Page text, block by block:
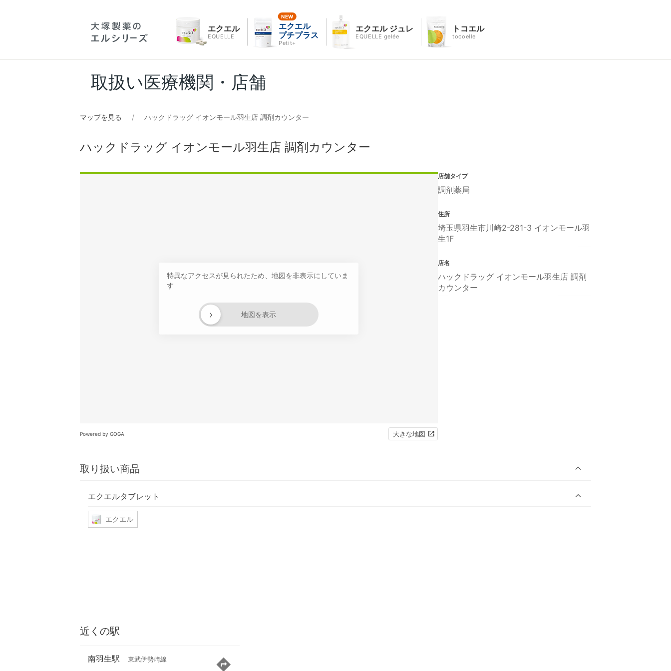
エクエル
EQUELLE
エクエル
プチプラス
Petit+
エクエル ジュレ
EQUELLE gelée
トコエル
tocoelle
取扱い医療機関・店舗
マップを見る ハックドラッグ イオンモール羽生店 調剤カウンター
ハックドラッグ イオンモール羽生店 調剤カウンター
特異なアクセスが見られたため、地図を非表示にしていま
す
地図を表示
›
Powered by GOGA 大きな地図
取り扱い商品
エクエルタブレット
エクエル
店舗タイプ
調剤薬局
住所
埼玉県羽生市川崎2-281-3 イオンモール羽
生1F
店名
ハックドラッグ イオンモール羽生店 調剤
カウンター
近くの駅
南羽生駅 東武伊勢崎線